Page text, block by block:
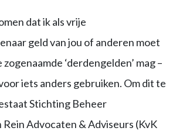
dat ik als vrije
geld van jou of anderen moet
‘derdengelden’ mag –
iets anders gebruiken. Om dit te
Stichting Beheer
Advocaten & Adviseurs (KvK